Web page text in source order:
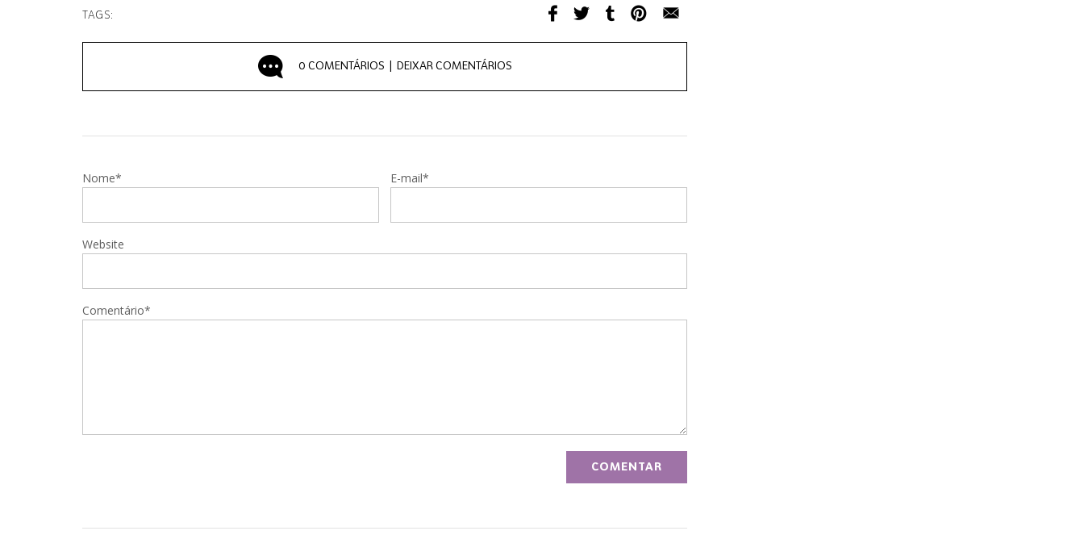
TAGS:
0 COMENTÁRIOS | DEIXAR COMENTÁRIOS
Nome* E-mail*
Website
Comentário*